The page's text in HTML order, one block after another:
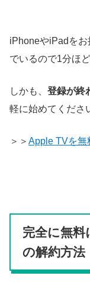
iPhoneやiPadを
でいるので1分ほ
しかも、 登録が終
軽に始めてくださ
＞＞ Apple TVを無
完全に無
の解約方法